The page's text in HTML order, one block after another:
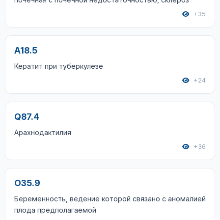
+35
A18.5
Кератит при туберкулезе
+24
Q87.4
Арахнодактилия
+36
O35.9
Беременность, ведение которой связано с аномалией
плода предполагаемой